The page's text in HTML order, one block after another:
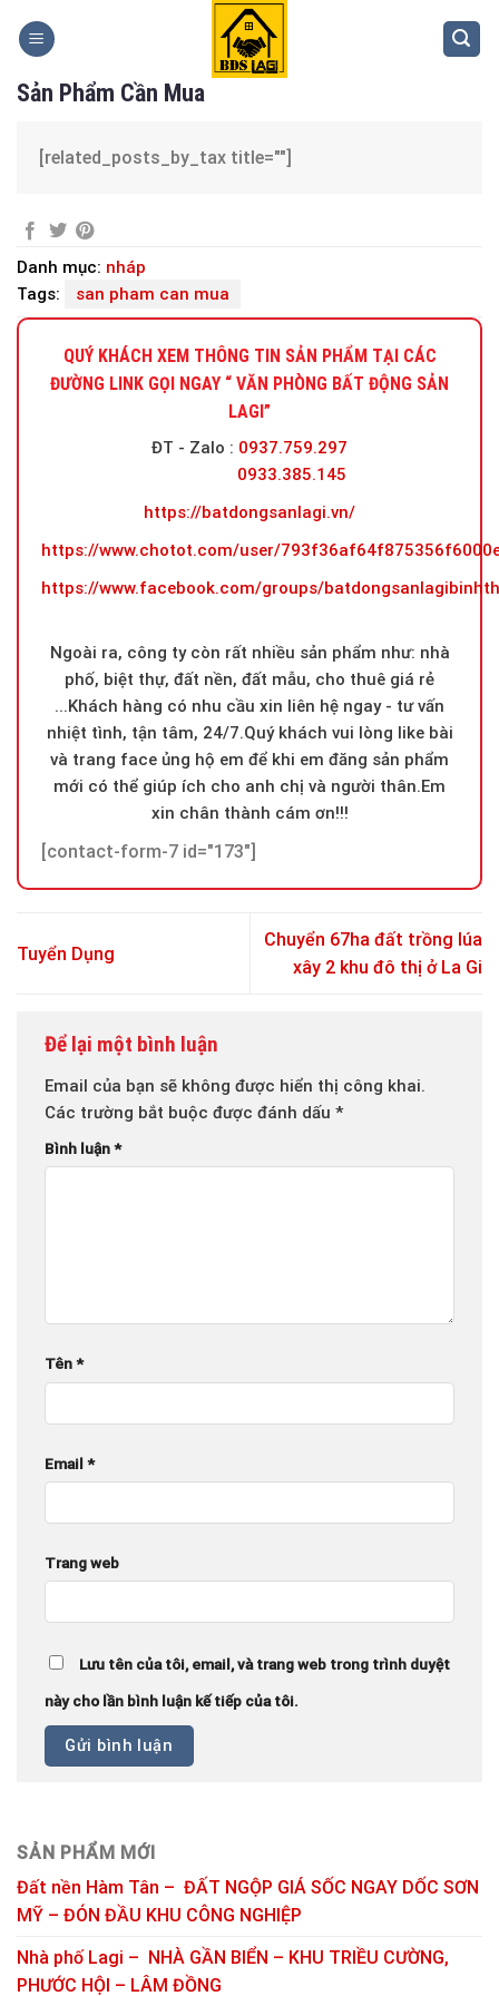
SẢN PHẨM MỚI
Đất nền Hàm Tân – ĐẤT NGỘP GIÁ SỐC NGAY DỐC SƠN
MỸ – ĐÓN ĐẦU KHU CÔNG NGHIỆP
Nhà phố Lagi – NHÀ GẦN BIỂN – KHU TRIỀU CƯỜNG,
PHƯỚC HỘI – LÂM ĐỒNG
Sản Phẩm Cần Mua
[related_posts_by_tax title=""]
Danh mục: nháp
Tags:
san pham can mua
QUÝ KHÁCH XEM THÔNG TIN SẢN PHẨM TẠI CÁC
ĐƯỜNG LINK GỌI NGAY “ VĂN PHÒNG BẤT ĐỘNG SẢN
LAGI”
ĐT - Zalo : 0937.759.297
0933.385.145
https://batdongsanlagi.vn/
https://www.chotot.com/user/
https://www.facebook.com/groups/
Ngoài ra, công ty còn rất nhiều sản phẩm như: nhà
phố, biệt thự, đất nền, đất mẫu, cho thuê giá rẻ
...Khách hàng có nhu cầu xin liên hệ ngay - tư vấn
nhiệt tình, tận tâm, 24/7.Quý khách vui lòng like bài
và trang face ủng hộ em để khi em đăng sản phẩm
mới có thể giúp ích cho anh chị và người thân.Em
xin chân thành cám ơn!!!
[contact-form-7 id="173"]
Tuyển Dụng
Chuyển 67ha đất trồng lúa
xây 2 khu đô thị ở La Gi
Để lại một bình luận
Email của bạn sẽ không được hiển thị công khai.
Các trường bắt buộc được đánh dấu *
Bình luận*
Tên*
Email*
Trang web
Lưu tên của tôi, email, và trang web trong trình duyệt
này cho lần bình luận kế tiếp của tôi.